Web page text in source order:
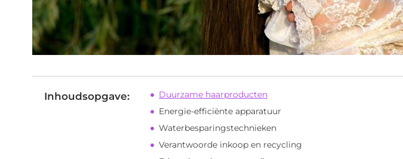
Inhoudsopgave:
Duurzame haarproducten
Energie-efficiënte apparatuur
Waterbesparingstechnieken
Verantwoorde inkoop en recycling